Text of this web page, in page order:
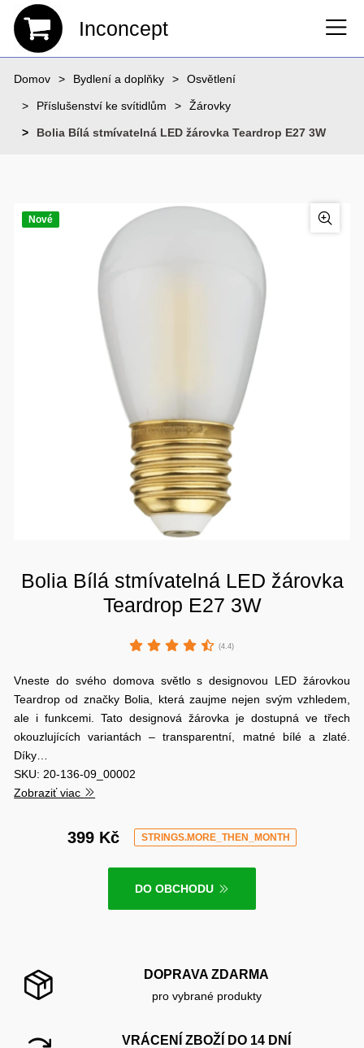
Inconcept
Domov Bydlení a doplňky Osvětlení
Příslušenství ke svítidlům Žárovky
Bolia Bílá stmívatelná LED žárovka Teardrop E27 3W
Nové
Bolia Bílá stmívatelná LED žárovka
Teardrop E27 3W
(4.4)
Vneste do svého domova světlo s designovou LED žárovkou
Teardrop od značky Bolia, která zaujme nejen svým vzhledem,
ale i funkcemi. Tato designová žárovka je dostupná ve třech
okouzlujících variantách – transparentní, matné bílé a zlaté.
Díky…
SKU: 20-136-09_00002
Zobraziť viac
399 Kč STRINGS.MORE_THEN_MONTH
DO OBCHODU
DOPRAVA ZDARMA
pro vybrané produkty
VRÁCENÍ ZBOŽÍ DO 14 DNÍ